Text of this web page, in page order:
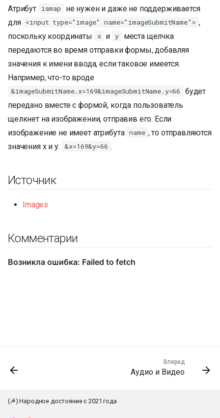
Атрибут ismap
не нужен и даже не поддерживается
для <input type="image" name="imageSubmitName"> ,
поскольку координаты
x и y
места щелчка
передаются во время отправки формы, добавляя
значения к имени ввода, если таковое имеется.
Например, что-то вроде
&imageSubmitName.x=169&imageSubmitName.y=66
будет
передано вместе с формой, когда пользователь
щелкнет на изображении, отправив его. Если
изображение не имеет атрибута name , то отправляются
значения x и y: &x=169&y=66 .
Источник
Images
Комментарии
К началу
Вперед
Аудио и Видео
(☭) Народное достояние с 2021 года